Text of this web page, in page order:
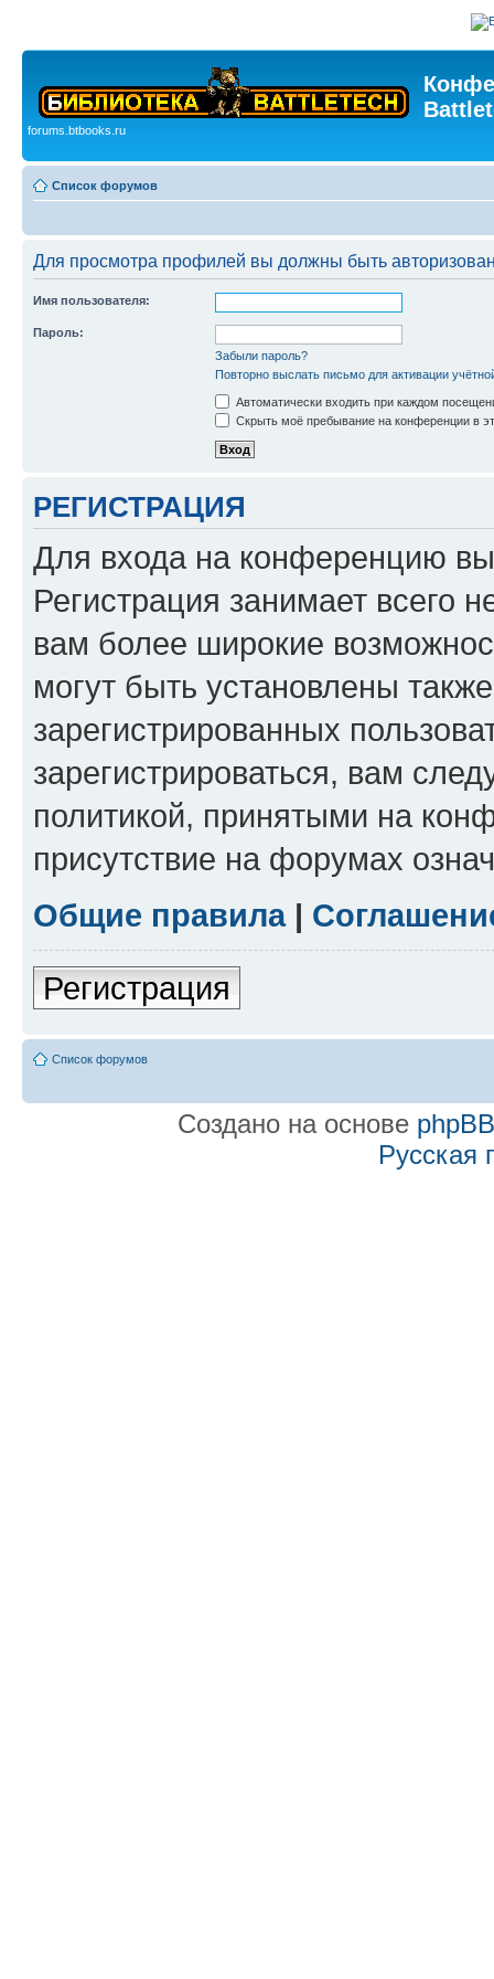
forums.btbooks.ru
Список форумов
Для просмотра профилей вы должны быть
Имя пользователя:
Пароль:
Забыли пароль?
Повторно выслать письмо для активации
Автоматически входить при каждом
Скрыть моё пребывание на конференции в
РЕГИСТРАЦИЯ
Для входа на конференцию
Регистрация занимает всего
вам более широкие
могут быть установлены
зарегистрированных
зарегистрироваться, вам
политикой, принятыми на
присутствие на форумах
Общие правила|
Регистрация
Список форумов
Создано на основе phpBB
Русская